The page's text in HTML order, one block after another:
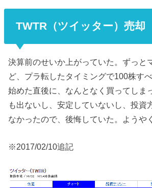
TWTR（ツイッター）売却
決算前のせいか上がっていた。ずっと
ど、プラ転したタイミングで100株す
始めた直後に、なんとなく買ってしま
も出ないし、安定していないし、投資
なかったので、後悔していた。ようや
※2017/02/10追記